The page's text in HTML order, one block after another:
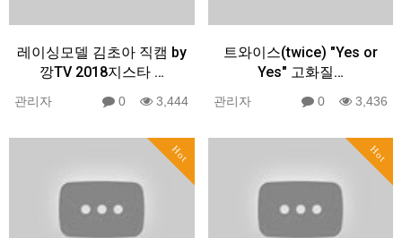
레이싱모델 김초아 직캠 by
깡TV 2018지스타 …
관리자 0 3,444
트와이스(twice) "Yes or
Yes" 고화질…
관리자 0 3,436
Hot Hot